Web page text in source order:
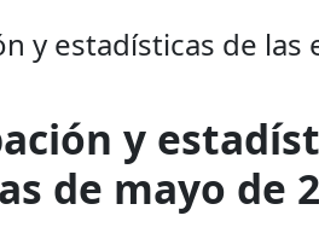
y estadísticas de
y
de mayo de